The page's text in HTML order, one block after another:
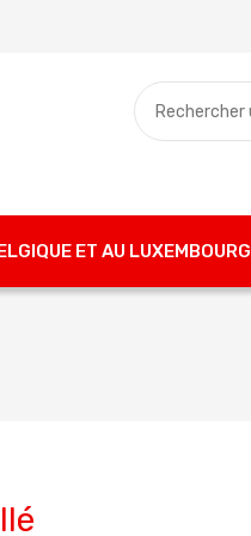
ET AU LUXEMBOURG